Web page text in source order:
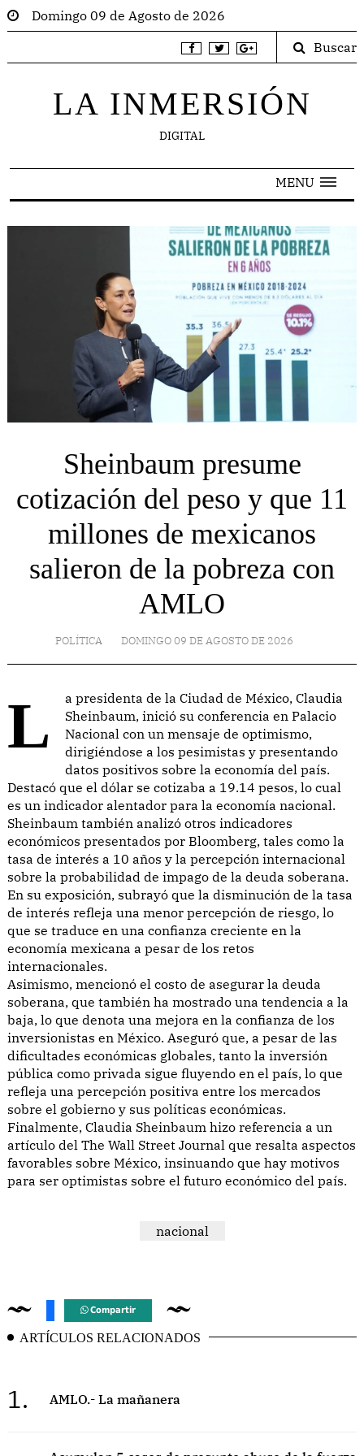
Domingo 09 de Agosto de 2026
Buscar
LA INMERSIÓN
DIGITAL
MENU
Sheinbaum presume
cotización del peso y que 11
millones de mexicanos
salieron de la pobreza con
AMLO
POLÍTICA DOMINGO 09 DE AGOSTO DE 2026
La presidenta de la Ciudad de México, Claudia
Sheinbaum, inició su conferencia en Palacio
Nacional con un mensaje de optimismo,
dirigiéndose a los pesimistas y presentando
datos positivos sobre la economía del país.
Destacó que el dólar se cotizaba a 19.14 pesos, lo cual
es un indicador alentador para la economía nacional.
Sheinbaum también analizó otros indicadores
económicos presentados por Bloomberg, tales como la
tasa de interés a 10 años y la percepción internacional
sobre la probabilidad de impago de la deuda soberana.
En su exposición, subrayó que la disminución de la tasa
de interés refleja una menor percepción de riesgo, lo
que se traduce en una confianza creciente en la
economía mexicana a pesar de los retos
internacionales.
Asimismo, mencionó el costo de asegurar la deuda
soberana, que también ha mostrado una tendencia a la
baja, lo que denota una mejora en la confianza de los
inversionistas en México. Aseguró que, a pesar de las
dificultades económicas globales, tanto la inversión
pública como privada sigue fluyendo en el país, lo que
refleja una percepción positiva entre los mercados
sobre el gobierno y sus políticas económicas.
Finalmente, Claudia Sheinbaum hizo referencia a un
artículo del The Wall Street Journal que resalta aspectos
favorables sobre México, insinuando que hay motivos
para ser optimistas sobre el futuro económico del país.
nacional
Compartir
ARTÍCULOS RELACIONADOS
1. AMLO.- La mañanera